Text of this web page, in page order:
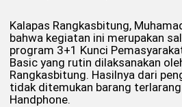
Kalapas Rangkasbitung,
bahwa kegiatan ini merupakan
program 3+1 Kunci
Basic yang rutin dilaksanakan
Rangkasbitung. Hasilnya dari
tidak ditemukan barang
Handphone.